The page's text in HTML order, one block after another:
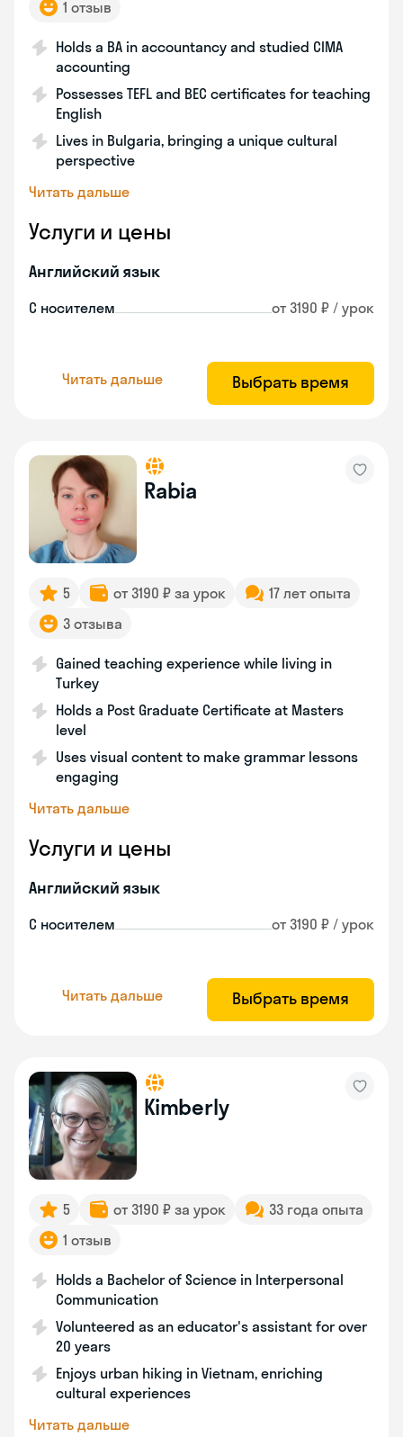
1 отзыв
Holds a BA in accountancy and studied CIMA
accounting
Possesses TEFL and BEC certificates for teaching
English
Lives in Bulgaria, bringing a unique cultural
perspective
Читать дальше
Услуги и цены
Английский язык
С носителем от 3190 ₽ / урок
Читать дальше Выбрать время
Rabia
5 от 3190 ₽ за урок
17 лет опыта
3 отзыва
Gained teaching experience while living in
Turkey
Holds a Post Graduate Certificate at Masters
level
Uses visual content to make grammar lessons
engaging
Читать дальше
Услуги и цены
Английский язык
С носителем от 3190 ₽ / урок
Читать дальше Выбрать время
Kimberly
5 от 3190 ₽ за урок
33 года опыта
1 отзыв
Holds a Bachelor of Science in Interpersonal
Communication
Volunteered as an educator's assistant for over
20 years
Enjoys urban hiking in Vietnam, enriching
cultural experiences
Читать дальше